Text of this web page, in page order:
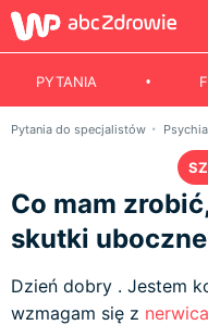
PYTANIA
Pytania do specjalistów
Co mam
skutki
Dzień dobry . Jestem
wzmagam się z nerwica